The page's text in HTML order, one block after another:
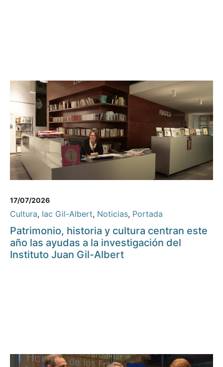
17/07/2026
Cultura, Iac Gil-Albert, Noticias, Portada
Patrimonio, historia y cultura centran este
año las ayudas a la investigación del
Instituto Juan Gil-Albert